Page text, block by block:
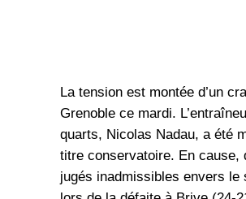
La tension est montée d’un
Grenoble ce mardi.
quarts, Nicolas Nadau, a été
titre conservatoire. En cause,
jugés inadmissibles envers le